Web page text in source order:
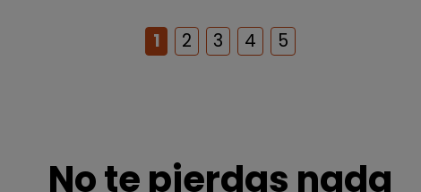
1 2 3 4 5
No te pierdas nada